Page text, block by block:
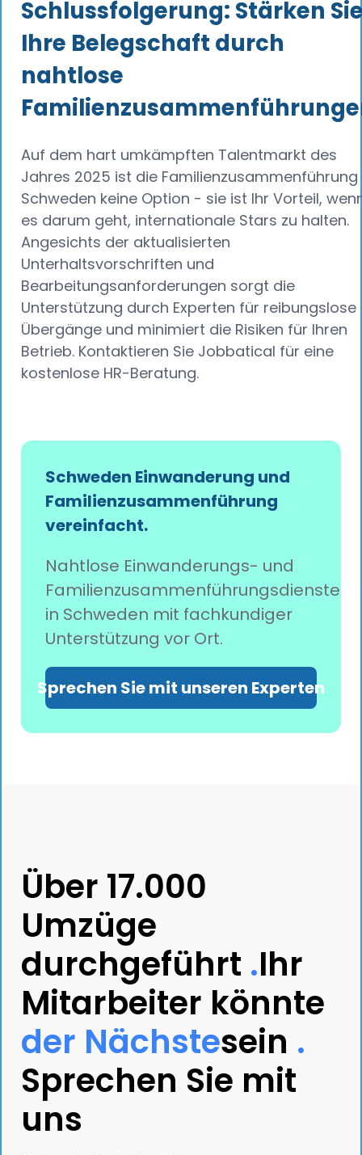
Schlussfolgerung: Stärken
Ihre Belegschaft durch
nahtlose
Auf dem hart umkämpften Talentmarkt des
Jahres 2025 ist die Familienzusammenführung
Schweden keine Option - sie ist Ihr Vorteil,
es darum geht, internationale Stars zu halten.
Angesichts der aktualisierten
Unterhaltsvorschriften und
Bearbeitungsanforderungen sorgt die
Unterstützung durch Experten für reibungslose
Übergänge und minimiert die Risiken für Ihren
Betrieb. Kontaktieren Sie Jobbatical für eine
kostenlose HR-Beratung.
Schweden Einwanderung und
Familienzusammenführung
vereinfacht.
Nahtlose Einwanderungs- und
Familienzusammenführungsdienste
in Schweden mit fachkundiger
Unterstützung vor Ort.
Sprechen Sie mit unseren Experten
Über 17.000
Umzüge
durchgeführt .Ihr
Mitarbeiter könnte
der Nächstesein .
Sprechen Sie mit
uns